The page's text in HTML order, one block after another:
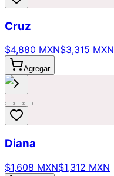
Cruz
$4,880 MXN$3,315 MXN
Agregar
Diana
$1,608 MXN$1,312 MXN